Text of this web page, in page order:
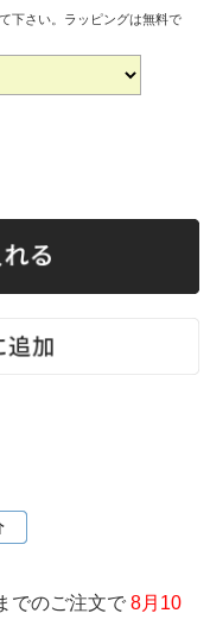
下さい。ラッピングは無料で
でのご注文で 8月10